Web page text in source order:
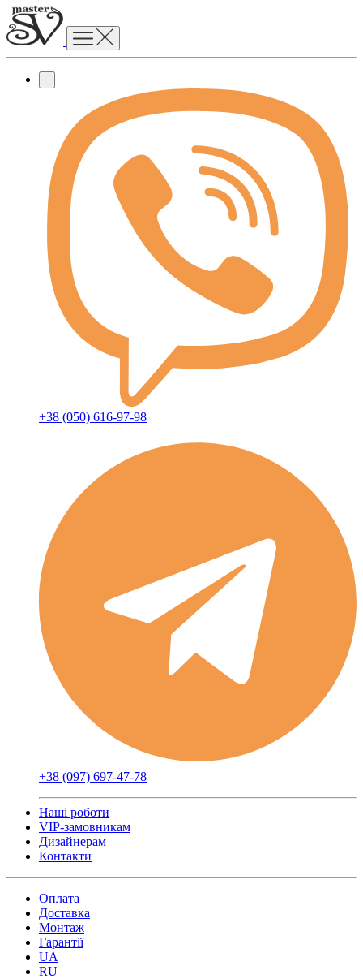
+38 (050) 616-97-98
+38 (097) 697-47-78
Наші роботи
VIP-замовникам
Дизайнерам
Контакти
Оплата
Доставка
Монтаж
Гарантії
UA
RU